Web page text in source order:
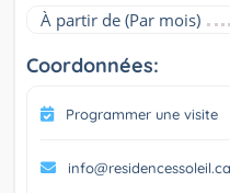
À partir de (Par mois)
Coordonnées:
Programmer une visite
info@residencessoleil.ca